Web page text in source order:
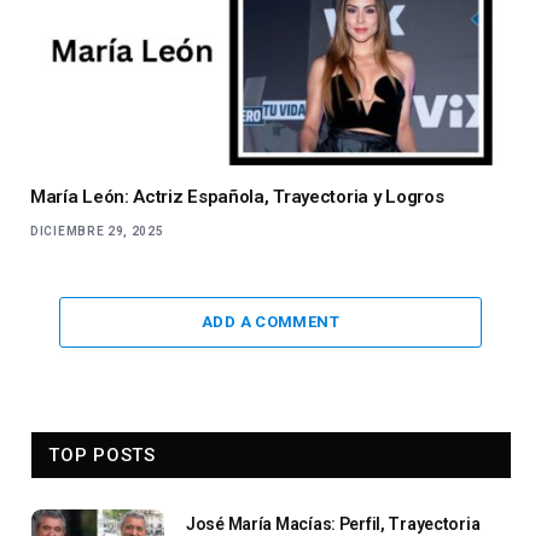
María León: Actriz Española, Trayectoria y Logros
DICIEMBRE 29, 2025
ADD A COMMENT
TOP POSTS
José María Macías: Perfil, Trayectoria